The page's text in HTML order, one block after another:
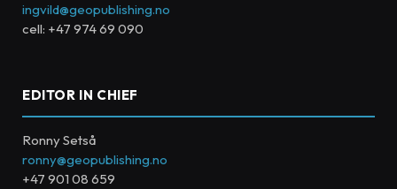
ingvild@geopublishing.no
cell: +47 974 69 090
EDITOR IN CHIEF
Ronny Setså
ronny@geopublishing.no
+47 901 08 659